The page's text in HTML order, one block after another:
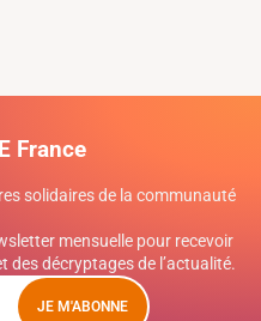
France
solidaires de la communauté
mensuelle pour recevoir
des décryptages de l’actualité.
JE M'ABONNE